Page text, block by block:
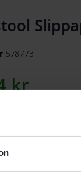
578773
kr